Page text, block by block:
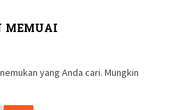
MEMUAI
yang Anda cari. Mungkin